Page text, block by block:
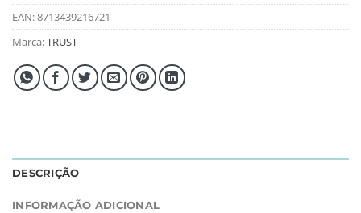
EAN:8713439216721
Marca:TRUST
DESCRIÇÃO
INFORMAÇÃO ADICIONAL